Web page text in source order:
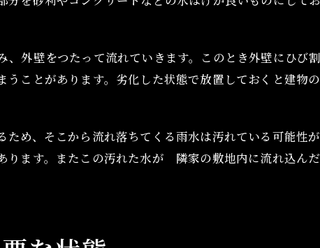
、外壁をつたって流れていきます。このとき外壁にひび
ことがあります。劣化した状態で放置しておくと建物
ため、そこから流れ落ちてくる雨水は汚れている可能性
ります。またこの汚れた水が 隣家の敷地内に流れ込ん